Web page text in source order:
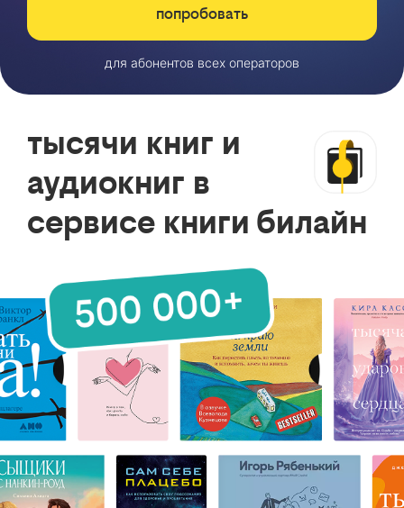
попробовать
для абонентов всех операторов
тысячи книг и
аудиокниг в
сервисе книги билайн